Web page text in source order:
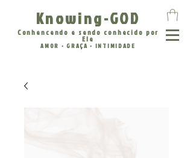
Knowing-GOD
Conhencendo e sendo conhecido por
Ele
AMOR • GRAÇA • INTIMIDADE